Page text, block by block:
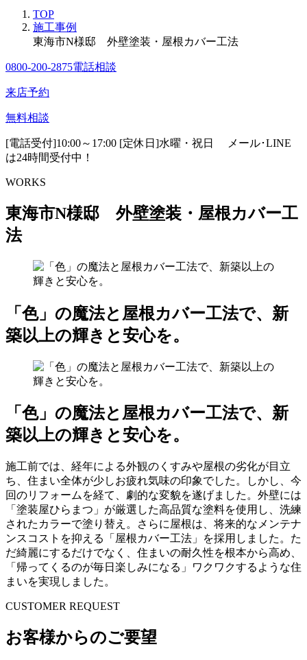
TOP
施工事例
東海市N様邸 外壁塗装・屋根カバー工法
0800-200-2875電話相談
来店予約
無料相談
[電話受付]10:00～17:00 [定休日]水曜・祝日
メール･LINE
は24時間受付中！
WORKS
東海市N様邸 外壁塗装・屋根カバー工
法
「色」の魔法と屋根カバー工法で、新
築以上の輝きと安心を。
「色」の魔法と屋根カバー工法で、新
築以上の輝きと安心を。
施工前では、経年による外観のくすみや屋根の劣化が目立
ち、住まい全体が少しお疲れ気味の印象でした。しかし、今
回のリフォームを経て、劇的な変貌を遂げました。外壁には
「塗装屋ひらまつ」が厳選した高品質な塗料を使用し、洗練
されたカラーで塗り替え。さらに屋根は、将来的なメンテナ
ンスコストを抑える「屋根カバー工法」を採用しました。た
だ綺麗にするだけでなく、住まいの耐久性を根本から高め、
「帰ってくるのが毎日楽しみになる」ワクワクするような住
まいを実現しました。
CUSTOMER REQUEST
お客様からのご要望